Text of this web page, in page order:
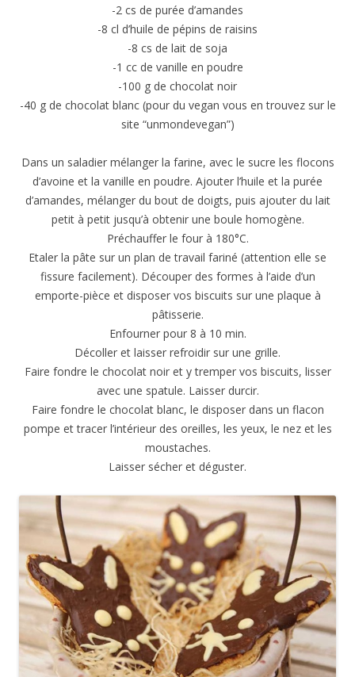
-2 cs de purée d’amandes
-8 cl d’huile de pépins de raisins
-8 cs de lait de soja
-1 cc de vanille en poudre
-100 g de chocolat noir
-40 g de chocolat blanc (pour du vegan vous en trouvez sur le
site “unmondevegan”)
Dans un saladier mélanger la farine, avec le sucre les flocons
d’avoine et la vanille en poudre. Ajouter l’huile et la purée
d’amandes, mélanger du bout de doigts, puis ajouter du lait
petit à petit jusqu’à obtenir une boule homogène.
Préchauffer le four à 180°C.
Etaler la pâte sur un plan de travail fariné (attention elle se
fissure facilement). Découper des formes à l’aide d’un
emporte-pièce et disposer vos biscuits sur une plaque à
pâtisserie.
Enfourner pour 8 à 10 min.
Décoller et laisser refroidir sur une grille.
Faire fondre le chocolat noir et y tremper vos biscuits, lisser
avec une spatule. Laisser durcir.
Faire fondre le chocolat blanc, le disposer dans un flacon
pompe et tracer l’intérieur des oreilles, les yeux, le nez et les
moustaches.
Laisser sécher et déguster.